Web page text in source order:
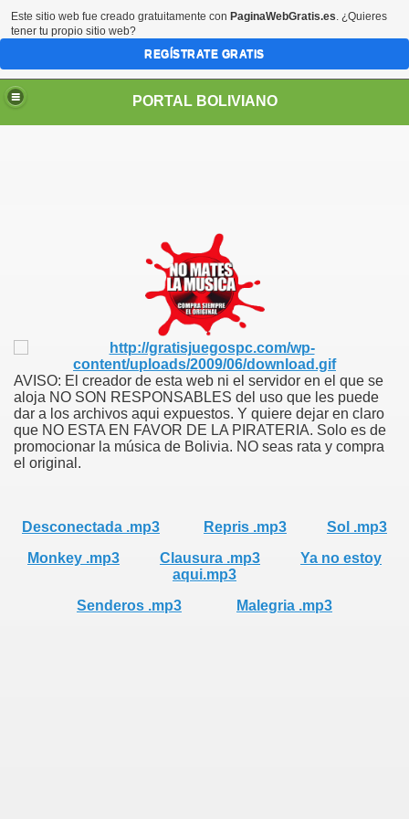
PORTAL BOLIVIANO
AVISO: El creador de esta web ni el servidor en el que se
aloja NO SON RESPONSABLES del uso que les puede
dar a los archivos aqui expuestos. Y quiere dejar en claro
que NO ESTA EN FAVOR DE LA PIRATERIA. Solo es de
promocionar la música de Bolivia. NO seas rata y compra
el original.
Desconectada .mp3 Repris .mp3
Sol .mp3
Monkey .mp3
Clausura .mp3
Ya no estoy
aqui.mp3
Senderos .mp3
Malegria .mp3
Este sitio web fue creado gratuitamente con PaginaWebGratis.es. ¿Quieres
tener tu propio sitio web?
REGÍSTRATE GRATIS